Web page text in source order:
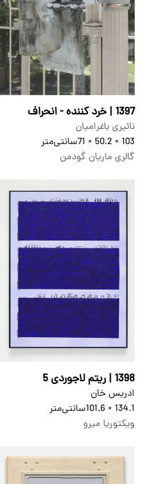
1397 | خرد کننده - انحراف
نائیری باغرامیان
103 × 50.2 × 71
سانتی‌متر
گالری ماریان گودمن
1398 | ریتم لاجوردی 5
ادریس خان
134.1 × 101.6
سانتی‌متر
ویکتوریا میرو